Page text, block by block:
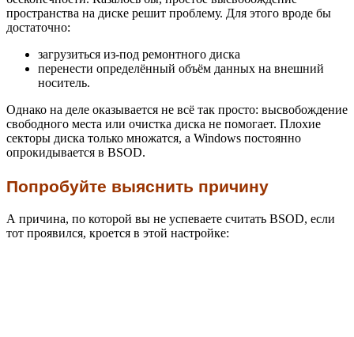
пространства на диске решит проблему. Для этого вроде бы
достаточно:
загрузиться из-под ремонтного диска
перенести определённый объём данных на внешний
носитель.
Однако на деле оказывается не всё так просто: высвобождение
свободного места или очистка диска не помогает. Плохие
секторы диска только множатся, а Windows постоянно
опрокидывается в BSOD.
Попробуйте выяснить причину
А причина, по которой вы не успеваете считать BSOD, если
тот проявился, кроется в этой настройке: